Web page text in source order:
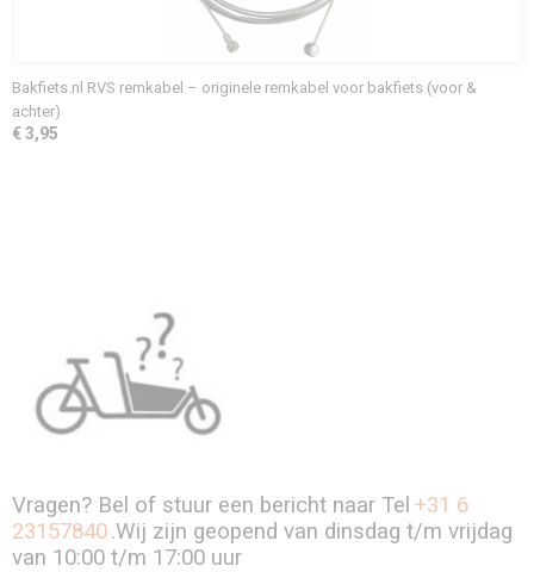
Bakfiets.nl RVS remkabel – originele remkabel voor bakfiets (voor &
achter)
€ 3,95
Vragen? Bel of stuur een bericht naar Tel +31 6
23157840.Wij zijn geopend van dinsdag t/m vrijdag
van 10:00 t/m 17:00 uur